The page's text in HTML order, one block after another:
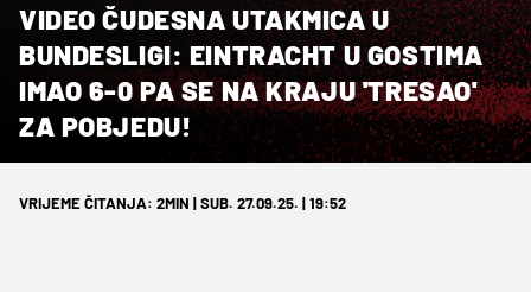
VIDEO ČUDESNA UTAKMICA U
BUNDESLIGI: EINTRACHT U GOSTIMA
IMAO 6-0 PA SE NA KRAJU 'TRESAO'
ZA POBJEDU!
VRIJEME ČITANJA: 2MIN | SUB. 27.09.25. | 19:52